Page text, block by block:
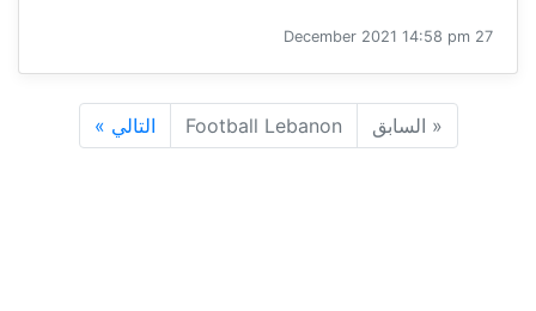
27 December 2021 14:58 pm
« السابق Football Lebanon التالي »